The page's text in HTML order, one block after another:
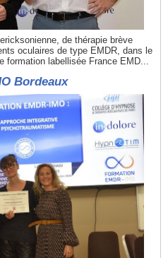
de thérapie brève
oculaires de type EMDR, dans le
labellisée France EMD...
Bordeaux